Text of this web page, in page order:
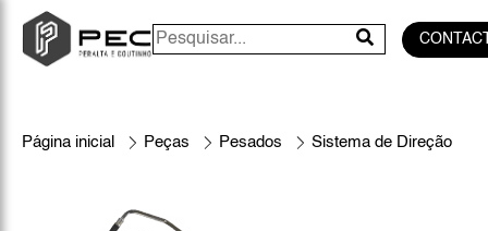
Página inicial Peças Pesados Sistema de Direção